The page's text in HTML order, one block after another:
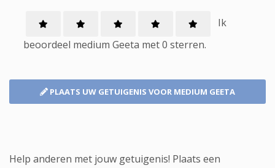
Ik
beoordeel medium Geeta met0 sterren.
PLAATS UW GETUIGENIS VOOR MEDIUM GEETA
Help anderen met jouw getuigenis! Plaats een